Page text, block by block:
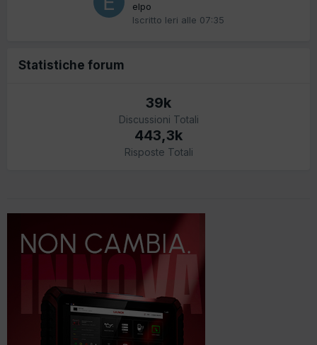
elpo
Iscritto Ieri alle 07:35
Statistiche forum
39k
Discussioni Totali
443,3k
Risposte Totali